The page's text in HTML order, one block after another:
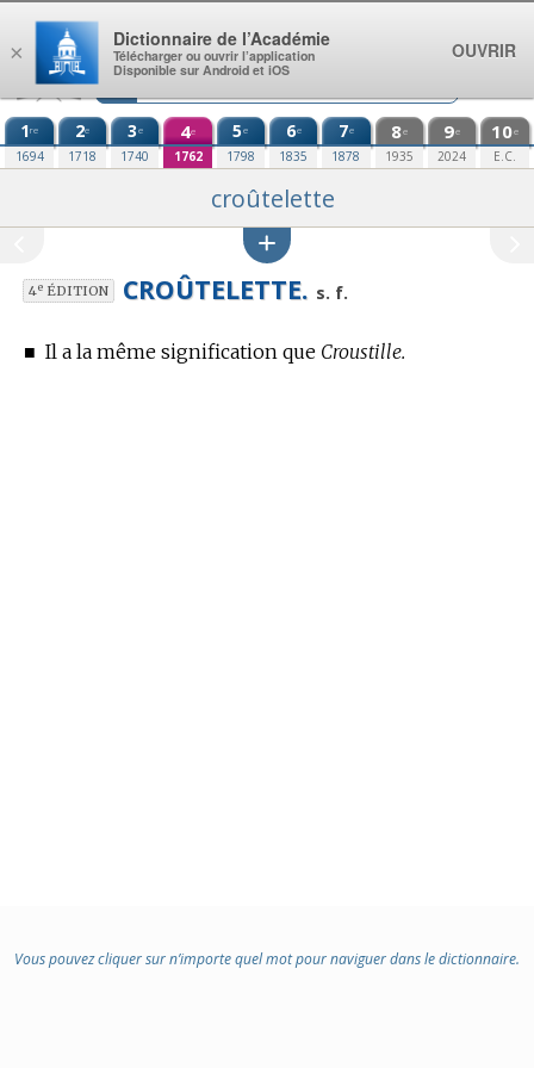
Aller au contenu
1re
1694
2e
1718
3e
1740
4e
1762
5e
1798
6e
1835
7e
1878
8e
1935
9e
2024
10e
E.C.
croûtelette
4eÉDITION CROÛTELETTE. s. f.
■ Il a la même signification que Croustille.
Vous pouvez cliquer sur n’importe quel mot pour naviguer dans le dictionnaire.
×
Dictionnaire de l’Académie
Télécharger ou ouvrir l’application
Disponible sur Android et iOS
OUVRIR